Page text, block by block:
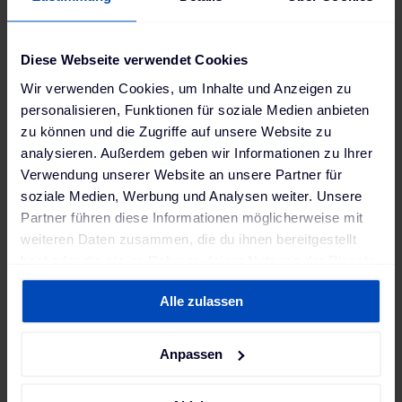
Diese Webseite verwendet Cookies
Wir verwenden Cookies, um Inhalte und Anzeigen zu
personalisieren, Funktionen für soziale Medien anbieten
zu können und die Zugriffe auf unsere Website zu
analysieren. Außerdem geben wir Informationen zu Ihrer
Verwendung unserer Website an unsere Partner für
soziale Medien, Werbung und Analysen weiter. Unsere
Partner führen diese Informationen möglicherweise mit
weiteren Daten zusammen, die du ihnen bereitgestellt
gesammelt haben. Weitere Informationen findest du in
Datenschutzerklärungund unserem
Impressum.
Alle zulassen
Anpassen
Batterien auf Rädern, deren
Speicherkapazitäten uns helfen, die
schwankende Verfügbarkeit erneuerbarer
Energien auszugleichen. Elektrofahrzeuge
werden zukünftig das Stromnetz
stabilisieren und damit einen wertvollen
Beitrag zur Energiewende leisten."
Thomas Raffeiner,
und den Leistungsfluss zwischen den elektrischen